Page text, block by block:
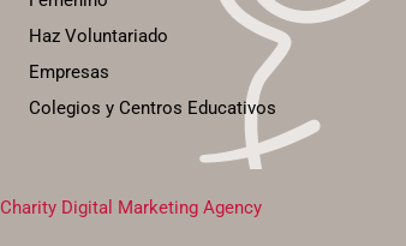
Haz Voluntariado
Empresas
Colegios y Centros Educativos
Charity Digital Marketing Agency